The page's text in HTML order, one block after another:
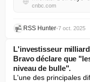
cnbc.com
RSS Hunter•7 oct. 2025
L'investisseur
Bravo déclare que
niveau de bulle".
L'une des principales